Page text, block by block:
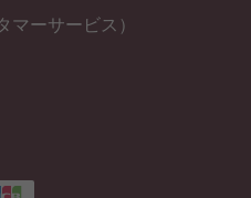
ーサービス）